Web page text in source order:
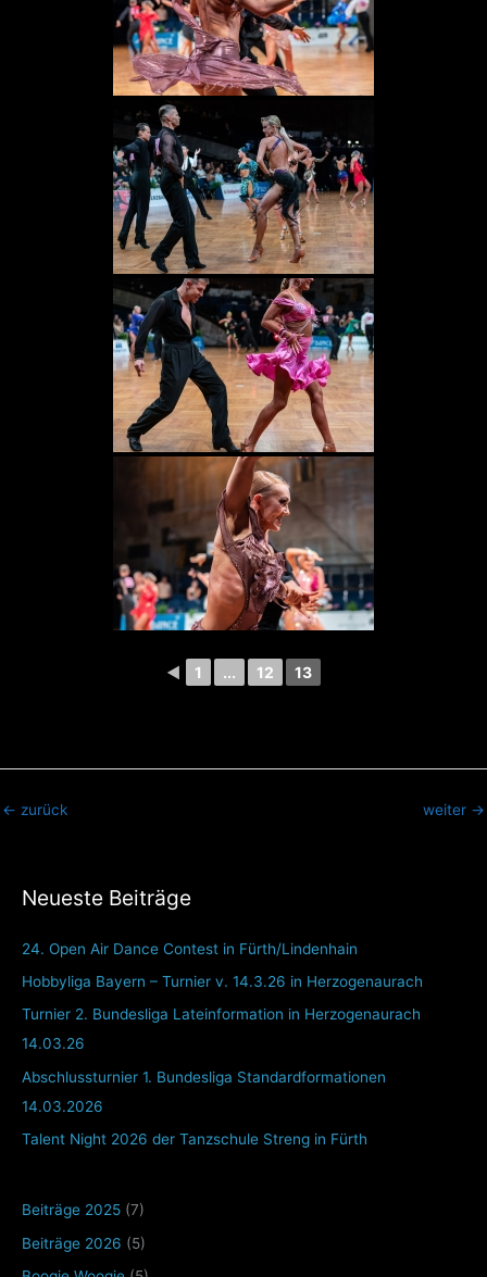
Neueste Beiträge
24. Open Air Dance Contest in Fürth/Lindenhain
Hobbyliga Bayern – Turnier v. 14.3.26 in Herzogenaurach
Turnier 2. Bundesliga Lateinformation in Herzogenaurach
14.03.26
Abschlussturnier 1. Bundesliga Standardformationen
14.03.2026
Talent Night 2026 der Tanzschule Streng in Fürth
Beiträge 2025 (7)
Beiträge 2026 (5)
◄ 1 ... 12 13
← zurück weiter →